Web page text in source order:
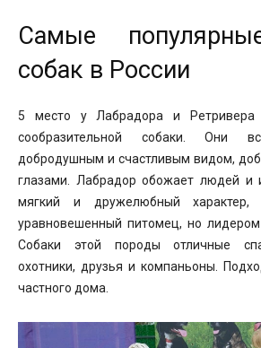
Самые
собак в России
5 место у Лабрадора и
сообразительной собаки. Они
добродушным и счастливым видом,
глазами. Лабрадор обожает людей и
мягкий и дружелюбный
уравновешенный питомец, но лидером
Собаки этой породы отличные
охотники, друзья и компаньоны.
частного дома.